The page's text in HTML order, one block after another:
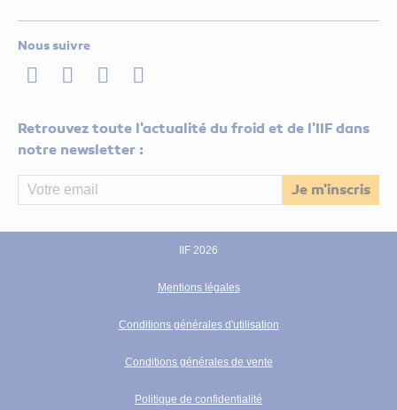
Nous suivre
LinkedInTwitterFacebook
Youtube
Retrouvez toute l'actualité du froid et de l'IIF dans
notre newsletter :
IIF 2026
Mentions légales
Conditions générales d'utilisation
Conditions générales de vente
Politique de confidentialité